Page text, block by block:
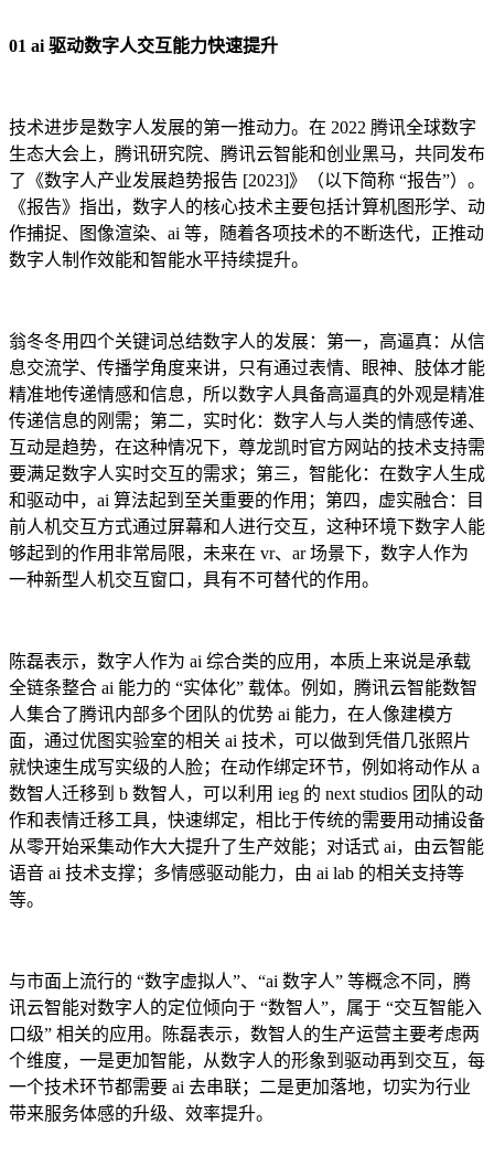
01 ai 驱动数字人交互能力快速提升
技术进步是数字人发展的第一推动力。在 2022 腾讯全球数字
生态大会上，腾讯研究院、腾讯云智能和创业黑马，共同发布
了《数字人产业发展趋势报告 [2023]》（以下简称 “报告”）。
《报告》指出，数字人的核心技术主要包括计算机图形学、动
作捕捉、图像渲染、ai 等，随着各项技术的不断迭代，正推动
数字人制作效能和智能水平持续提升。
翁冬冬用四个关键词总结数字人的发展：第一，高逼真：从信
息交流学、传播学角度来讲，只有通过表情、眼神、肢体才能
精准地传递情感和信息，所以数字人具备高逼真的外观是精准
传递信息的刚需；第二，实时化：数字人与人类的情感传递、
互动是趋势，在这种情况下，尊龙凯时官方网站的技术支持需
要满足数字人实时交互的需求；第三，智能化：在数字人生成
和驱动中，ai 算法起到至关重要的作用；第四，虚实融合：目
前人机交互方式通过屏幕和人进行交互，这种环境下数字人能
够起到的作用非常局限，未来在 vr、ar 场景下，数字人作为
一种新型人机交互窗口，具有不可替代的作用。
陈磊表示，数字人作为 ai 综合类的应用，本质上来说是承载
全链条整合 ai 能力的 “实体化” 载体。例如，腾讯云智能数智
人集合了腾讯内部多个团队的优势 ai 能力，在人像建模方
面，通过优图实验室的相关 ai 技术，可以做到凭借几张照片
就快速生成写实级的人脸；在动作绑定环节，例如将动作从 a
数智人迁移到 b 数智人，可以利用 ieg 的 next studios 团队的动
作和表情迁移工具，快速绑定，相比于传统的需要用动捕设备
从零开始采集动作大大提升了生产效能；对话式 ai，由云智能
语音 ai 技术支撑；多情感驱动能力，由 ai lab 的相关支持等
等。
与市面上流行的 “数字虚拟人”、“ai 数字人” 等概念不同，腾
讯云智能对数字人的定位倾向于 “数智人”，属于 “交互智能入
口级” 相关的应用。陈磊表示，数智人的生产运营主要考虑两
个维度，一是更加智能，从数字人的形象到驱动再到交互，每
一个技术环节都需要 ai 去串联；二是更加落地，切实为行业
带来服务体感的升级、效率提升。